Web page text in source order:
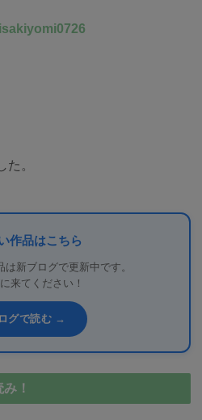
。
作品はこちら
新ブログで更新中です。
来てください！
グで読む →
！